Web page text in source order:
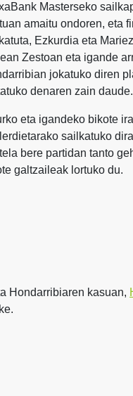
Masterseko
amaitu ondoren, eta
Ezkurdia eta
Zestoan eta igande
jokatuko diren
denaren zain daude.
eta igandeko bikote
sailkatuko
bere partidan tanto
galtzaileak lortuko du.
Hondarribiaren kasuan,